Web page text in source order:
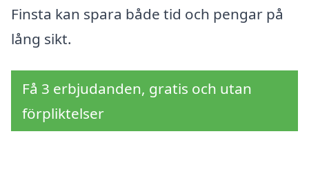
Finsta kan spara både tid och pengar på
lång sikt.
Få 3 erbjudanden, gratis och utan
förpliktelser